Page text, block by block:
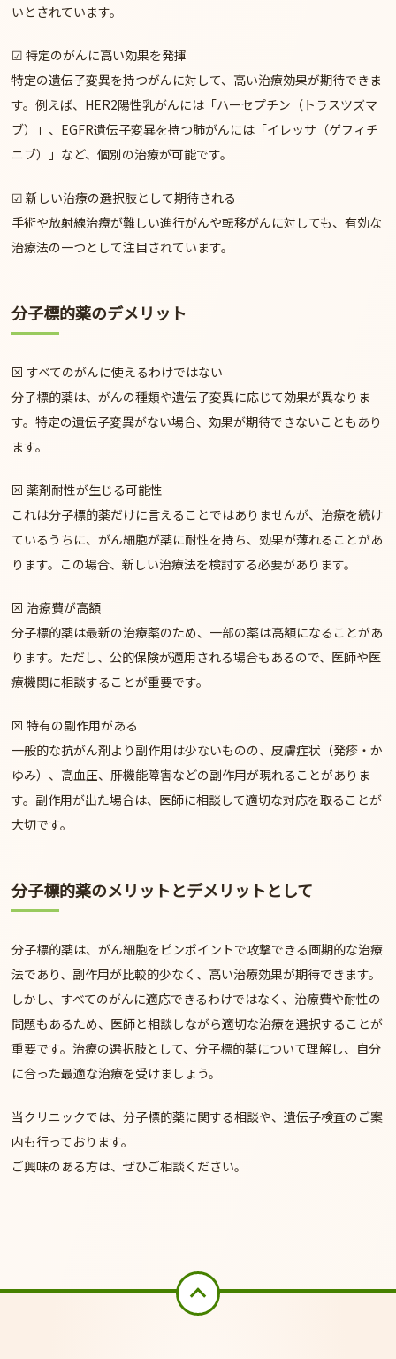
いとされています。
☑特定のがんに高い効果を発揮
特定の遺伝子変異を持つがんに対して、高い治療効果が期待できま
す。例えば、 HER2陽性乳がんには「ハーセプチン（トラスツズマ
ブ）」、 EGFR遺伝子変異を持つ肺がんには「イレッサ（ゲフィチ
ニブ）」など、個別の治療が可能です。
☑新しい治療の選択肢として期待される
手術や放射線治療が難しい進行がんや転移がんに対しても、有効な
治療法の一つとして注目されています。
分子標的薬のデメリット
⊠すべてのがんに使えるわけではない
分子標的薬は、がんの種類や遺伝子変異に応じて効果が異なりま
す。特定の遺伝子変異がない場合、効果が期待できないこともあり
ます。
⊠薬剤耐性が生じる可能性
これは分子標的薬だけに言えることではありませんが、治療を続け
ているうちに、がん細胞が薬に耐性を持ち、 効果が薄れることがあ
ります。この場合、新しい治療法を検討する必要があります。
⊠治療費が高額
分子標的薬は最新の治療薬のため、一部の薬は高額になることがあ
ります。ただし、公的保険が適用される場合もあるので、医師や医
療機関に相談することが重要です。
⊠特有の副作用がある
一般的な抗がん剤より副作用は少ないものの、皮膚症状（発疹・か
ゆみ）、高血圧、肝機能障害などの副作用が現れることがありま
す。副作用が出た場合は、医師に相談して適切な対応を取ることが
大切です。
分子標的薬のメリットとデメリットとして
分子標的薬は、がん細胞をピンポイントで攻撃できる画期的な治療
法であり、副作用が比較的少なく、高い治療効果が期待できます。
しかし、すべてのがんに適応できるわけではなく、治療費や耐性の
問題もあるため、医師と相談しながら適切な治療を選択することが
重要です。治療の選択肢として、分子標的薬について理解し、自分
に合った最適な治療を受けましょう。
当クリニックでは、分子標的薬に関する相談や、遺伝子検査のご案
内も行っております。
ご興味のある方は、ぜひご相談ください。